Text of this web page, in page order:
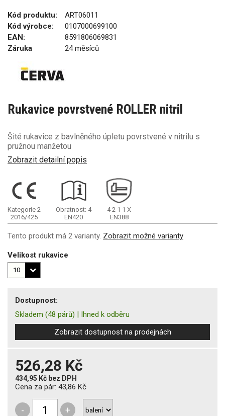
Kód produktu:
ART06011
Kód výrobce:
0107000699100
EAN:
8591806069831
Záruka
24 měsíců
Rukavice povrstvené ROLLER nitril
Šité rukavice z bavlněného úpletu povrstvené v nitrilu s
pružnou manžetou
Zobrazit detailní popis
Kategorie 2
2016/425
Obratnost: 4
EN420
42 1 1 X
EN388
Tento produkt má 2 varianty. Zobrazit možné varianty
Velikost rukavice
Dostupnost:
Skladem (48 párů) | Ihned k odběru
Zobrazit dostupnost na prodejnách
526,28 Kč
434,95 Kč bez DPH
Cena za pár: 43,86 Kč
- +